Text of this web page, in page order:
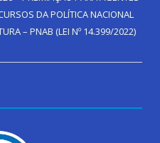
DA POLÍTICA NACIONAL
– PNAB (LEI Nº 14.399/2022)